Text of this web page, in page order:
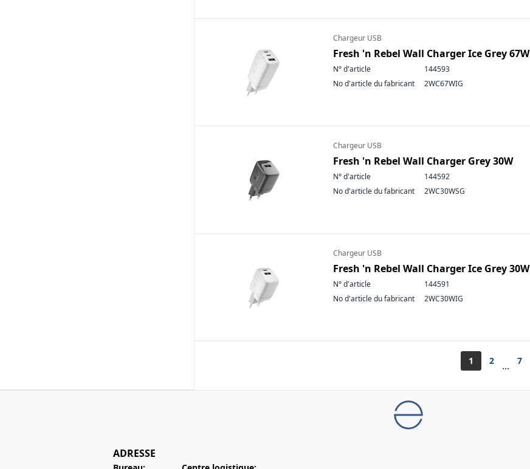
Chargeur USB
Fresh 'n Rebel Wall Charger Ice Grey 67W
N° d'article
144593
No d'article du fabricant
2WC67WIG
Chargeur USB
Fresh 'n Rebel Wall Charger Grey 30W
N° d'article
144592
No d'article du fabricant
2WC30WSG
Chargeur USB
Fresh 'n Rebel Wall Charger Ice Grey 30W
N° d'article
144591
No d'article du fabricant
2WC30WIG
1 2 ... 7
ADRESSE